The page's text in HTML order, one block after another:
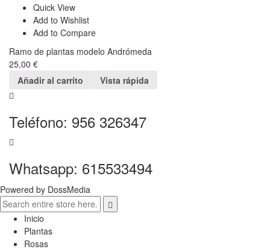
Quick View
Add to Wishlist
Add to Compare
Ramo de plantas modelo Andrómeda
25,00 €
Añadir al carrito
Vista rápida
Teléfono: 956 326347
Whatsapp: 615533494
Powered by DossMedia
Inicio
Plantas
Rosas